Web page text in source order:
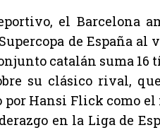
el Barcelona
de España al
catalán suma
su clásico rival,
Hansi Flick como
en la Liga de